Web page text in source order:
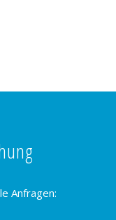
Anfragen: